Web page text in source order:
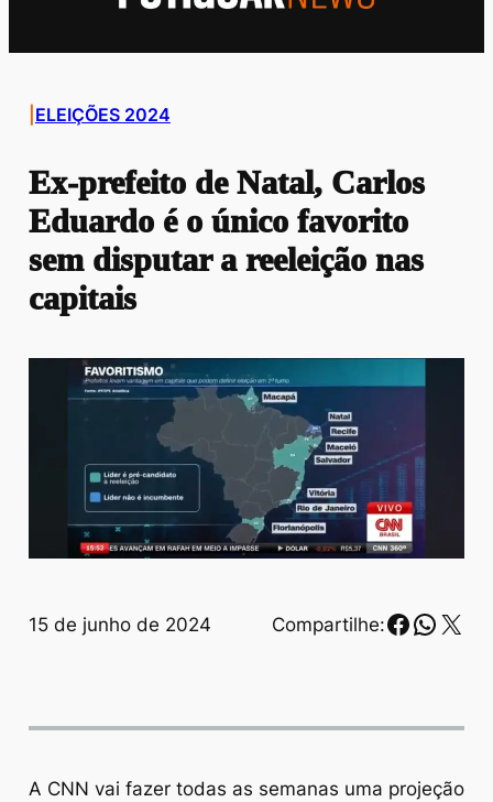
ELEIÇÕES 2024
Ex-prefeito de Natal, Carlos
Eduardo é o único favorito
sem disputar a reeleição nas
capitais
15 de junho de 2024 Compartilhe: X
A CNN vai fazer todas as semanas uma projeção